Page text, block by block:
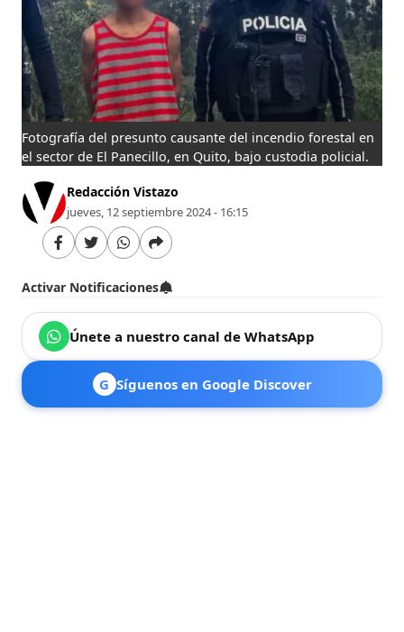
Fotografía del presunto causante del incendio forestal en
el sector de El Panecillo, en Quito, bajo custodia policial.
Redacción Vistazo
jueves, 12 septiembre 2024 - 16:15
Activar Notificaciones
Únete a nuestro canal de WhatsApp
G Síguenos en Google Discover